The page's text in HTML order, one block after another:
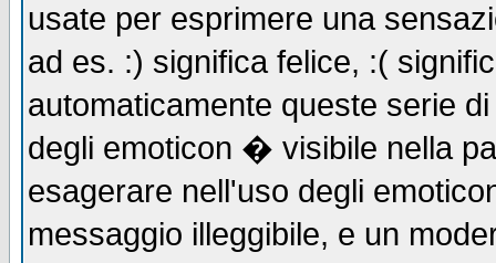
usate per esprimere una
ad es. :) significa felice, :(
automaticamente queste serie
degli emoticon � visibile nella
esagerare nell'uso degli
messaggio illeggibile, e un